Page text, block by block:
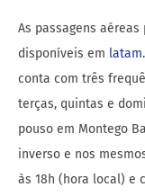
As passagens
disponíveis em
conta com três
terças, quintas e
pouso em Montego
inverso e nos
às 18h (hora local) e